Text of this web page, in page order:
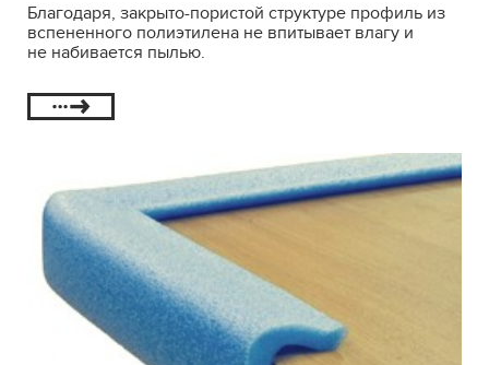
Благодаря, закрыто-пористой структуре профиль из
вспененного полиэтилена не впитывает влагу и
не набивается пылью.